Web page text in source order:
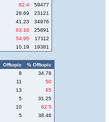
62.4
59477
28.69
23121
41.23
34976
63.16
25891
54.95
17112
10.19 19381
Offtopic
% Offtopic
8
34.78
11
50
13
65
5
31.25
10
62.5
5
38.46